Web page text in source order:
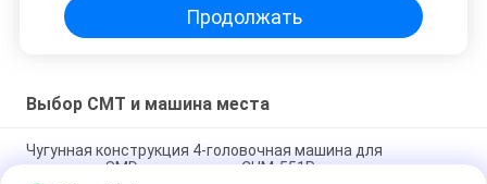
Продолжать
Выбор СМТ и машина места
Чугунная конструкция 4-головочная машина для
установки SMD компонентов CHM-551P